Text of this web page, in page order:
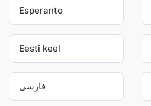
Esperanto
Eesti keel
فارسی